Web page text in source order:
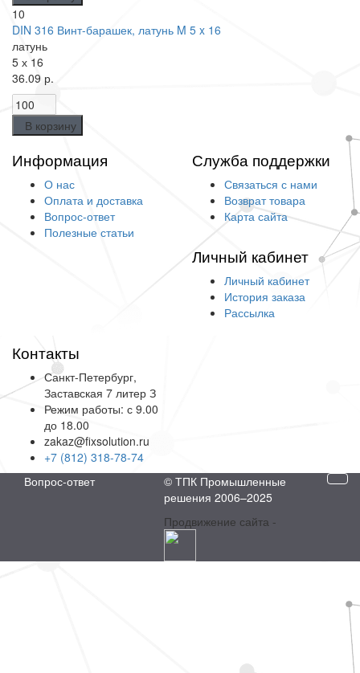
10
DIN 316 Винт-барашек, латунь M 5 x 16
латунь
5 х 16
36.09 р.
В корзину
Информация
О нас
Оплата и доставка
Вопрос-ответ
Полезные статьи
Служба поддержки
Связаться с нами
Возврат товара
Карта сайта
Личный кабинет
Личный кабинет
История заказа
Рассылка
Контакты
Санкт-Петербург,
Заставская 7 литер З
Режим работы: с 9.00
до 18.00
zakaz@fixsolution.ru
+7 (812) 318-78-74
Вопрос-ответ
© ТПК Промышленные
решения 2006–2025
Продвижение сайта -